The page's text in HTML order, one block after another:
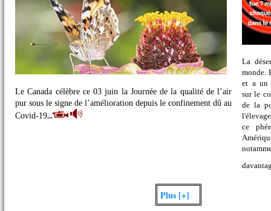
Journée mondiale de l'environnement : un appel à ériger des sociétés futures en
Le Canada célèbre ce 03 juin la Journée de la qualité de l’air
pur sous le signe de l’amélioration depuis le confinement dû au
Covid-19...
La
monde.
et a un
sur le
de la
ce
Plus [+]